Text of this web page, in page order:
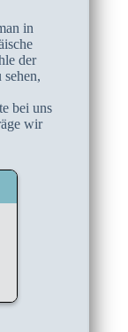
in
der
bei uns
wir